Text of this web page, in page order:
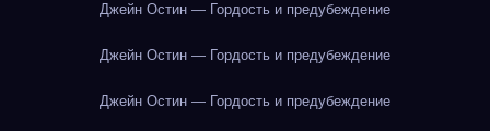
Джейн Остин — Гордость и предубеждение
Джейн Остин — Гордость и предубеждение
Джейн Остин — Гордость и предубеждение